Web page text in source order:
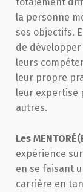
la personne
ses objectifs.
de
leurs
leur propre
leur expertise
autres.
Les
expérience
en se faisant
carrière en